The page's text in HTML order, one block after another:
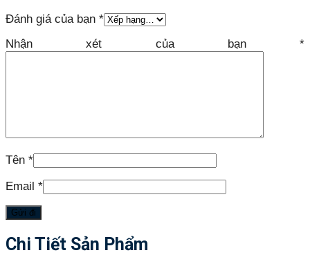
Đánh giá của bạn *
Nhận xét của bạn *
Tên *
Email *
Chi Tiết Sản Phẩm